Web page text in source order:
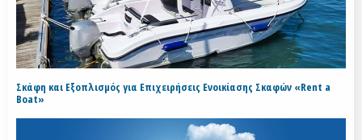
Σκάφη και Εξοπλισμός για Επιχειρήσεις Ενοικίασης Σκαφών «Rent a
Boat»